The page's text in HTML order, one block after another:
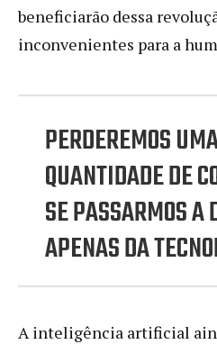
beneficiarão dessa
inconvenientes para a
PERDEREMOS
QUANTIDADE DE
SE PASSARMOS A
APENAS DA
A inteligência artificial